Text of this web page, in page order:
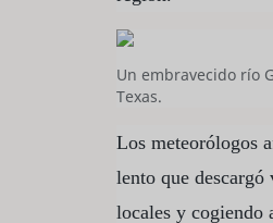
Un embravecido río
Texas.
Los meteorólogos
lento que descargó
locales y cogiendo